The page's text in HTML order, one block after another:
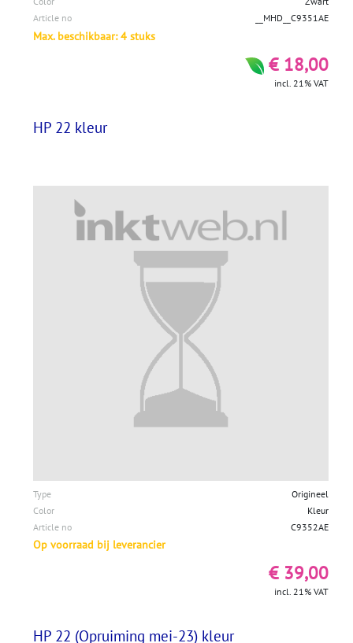
Article no
__MHD__C9351AE
Max. beschikbaar: 4 stuks
€ 18,00
incl. 21% VAT
HP 22 kleur
Type
Origineel
Color
Kleur
Article no
C9352AE
Op voorraad bij leverancier
€ 39,00
incl. 21% VAT
HP 22 (Opruiming mei-23) kleur